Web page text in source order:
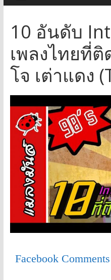
10 อันดับ
เพลงไทยที่ติ
โจ เต่าแดง
Facebook Comments